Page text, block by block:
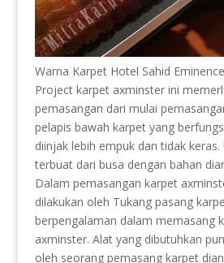
Warna Karpet Hotel Sahid
Project karpet axminster ini
pemasangan dari mulai
pelapis bawah karpet yang
diinjak lebih empuk dan tidak
terbuat dari busa dengan bahan
Dalam pemasangan karpet
dilakukan oleh Tukang pasang
berpengalaman dalam memasang
axminster. Alat yang dibutuhkan
oleh seorang pemasang karpet